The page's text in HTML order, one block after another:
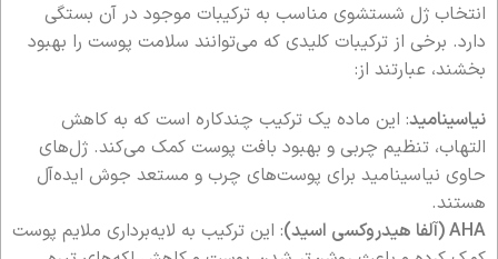
انتخاب ژل شستشوی مناسب به ترکیبات موجود در آن بستگی
دارد. برخی از ترکیبات کلیدی که می‌توانند سلامت پوست را بهبود
بخشند، عبارتند از:
نیاسینامید: این ماده یک ترکیب چندکاره است که به کاهش
التهاب، تنظیم چربی و بهبود بافت پوست کمک می‌کند. ژل‌های
حاوی نیاسینامید برای پوست‌های چرب و مستعد جوش ایده‌آل
هستند.
AHA (آلفا هیدروکسی اسید)
: این ترکیب به لایه‌برداری ملایم پوست